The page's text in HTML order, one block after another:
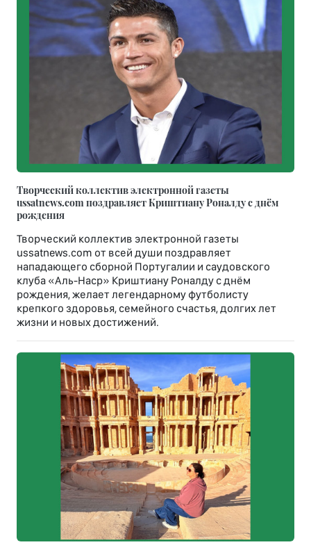
Творческий коллектив электронной газеты
ussatnews.com поздравляет Криштиану Роналду с днём
рождения
Творческий коллектив электронной газеты
ussatnews.com от всей души поздравляет
нападающего сборной Португалии и саудовского
клуба «Аль-Наср» Криштиану Роналду с днём
рождения, желает легендарному футболисту
крепкого здоровья, семейного счастья, долгих лет
жизни и новых достижений.